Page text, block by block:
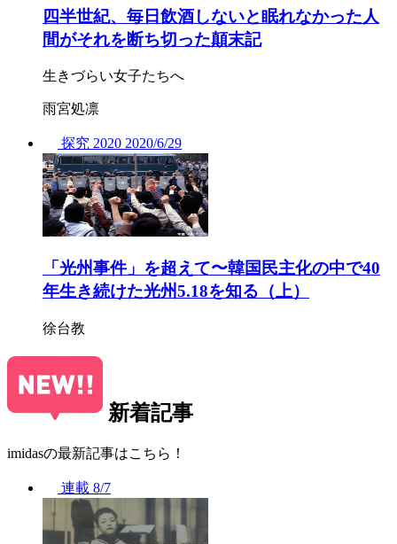
四半世紀、毎日飲酒しないと眠れなかった人
間がそれを断ち切った顛末記
生きづらい女子たちへ
雨宮処凛
探究 2020 2020/6/29
「光州事件」を超えて〜韓国民主化の中で40
年生き続けた光州5.18を知る（上）
徐台教
新着記事
imidasの最新記事はこちら！
連載 8/7